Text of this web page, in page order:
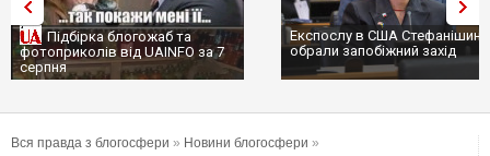
Підбірка блогожаб та
фотоприколів від UAINFO за 7
серпня
Експослу в США
обрали запобіжний захід
Вся правда з блогосфери » Новини блогосфери »